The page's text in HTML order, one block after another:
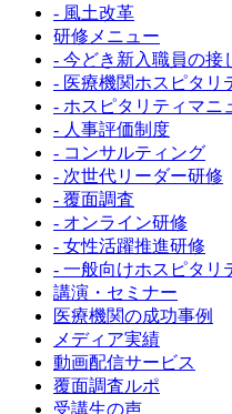
- 風土改革
研修メニュー
- 今どき新入職員の
- 医療機関ホスピタリ
- ホスピタリティマニ
- 人事評価制度
- コンサルティング
- 次世代リーダー研修
- 覆面調査
- オンライン研修
- 女性活躍推進研修
- 一般向けホスピタリ
講演・セミナー
医療機関の成功事例
メディア実績
動画配信サービス
覆面調査ルポ
受講生の声